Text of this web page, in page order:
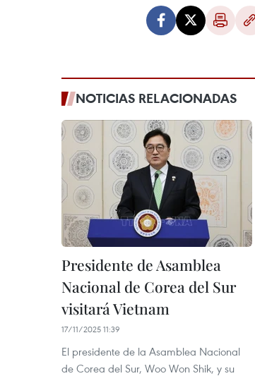
NOTICIAS RELACIONADAS
Presidente de Asamblea
Nacional de Corea del Sur
visitará Vietnam
17/11/2025 11:39
El presidente de la Asamblea Nacional
de Corea del Sur, Woo Won Shik, y su